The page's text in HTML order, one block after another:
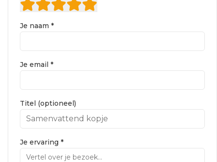
Je naam *
Je email *
Titel (optioneel)
Je ervaring *